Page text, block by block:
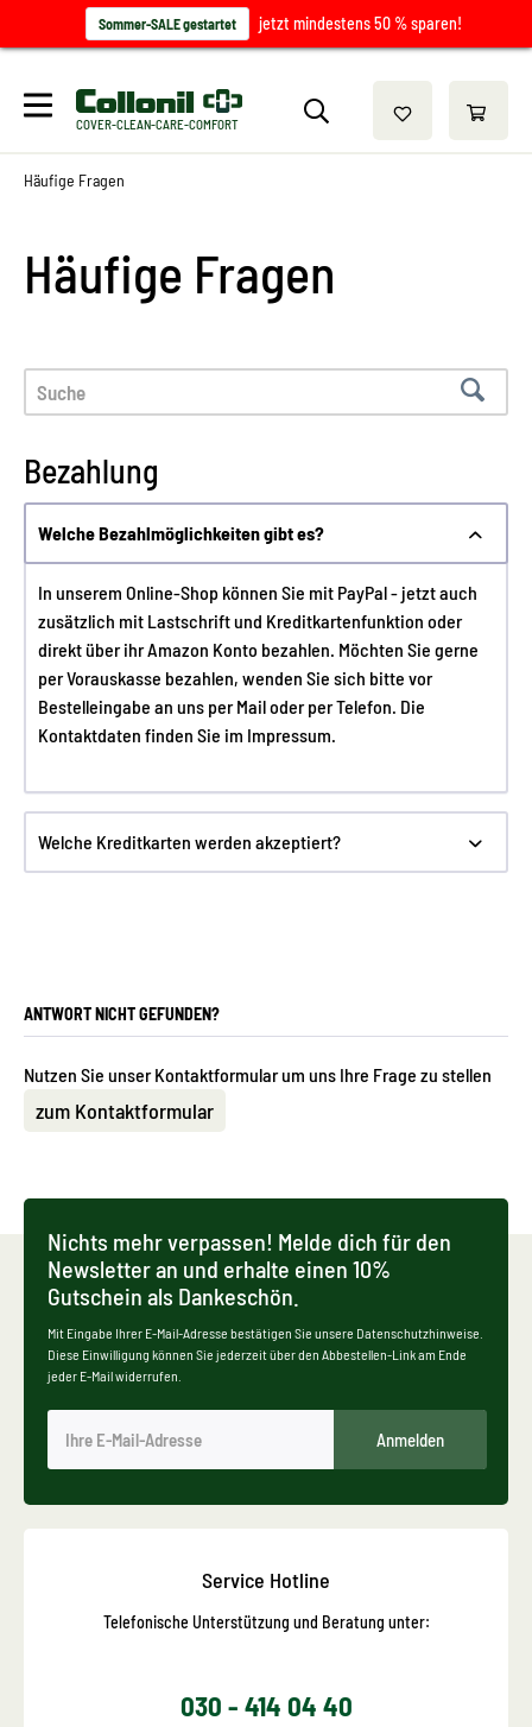
Sommer-SALE gestartet jetzt mindestens 50 % sparen!
COVER-CLEAN-CARE-COMFORT
Häufige Fragen
Häufige Fragen
Bezahlung
Welche Bezahlmöglichkeiten gibt es?
In unserem Online-Shop können Sie mit PayPal - jetzt auch
zusätzlich mit Lastschrift und Kreditkartenfunktion oder
direkt über ihr Amazon Konto bezahlen. Möchten Sie gerne
per Vorauskasse bezahlen, wenden Sie sich bitte vor
Bestelleingabe an uns per Mail oder per Telefon. Die
Kontaktdaten finden Sie im Impressum.
Welche Kreditkarten werden akzeptiert?
ANTWORT NICHT GEFUNDEN?
Nutzen Sie unser Kontaktformular um uns Ihre Frage zu stellen
zum Kontaktformular
Nichts mehr verpassen! Melde dich für den
Newsletter an und erhalte einen 10%
Gutschein als Dankeschön.
Mit Eingabe Ihrer E-Mail-Adresse bestätigen Sie unsere Datenschutzhinweise.
Diese Einwilligung können Sie jederzeit über den Abbestellen-Link am Ende
jeder E-Mail widerrufen.
Anmelden
Service Hotline
Telefonische Unterstützung und Beratung unter:
030 - 414 04 40